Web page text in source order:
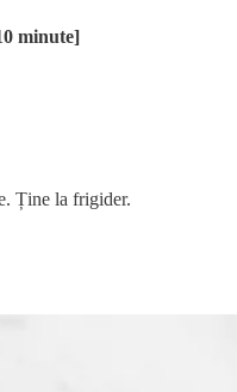
minute]
Ține la frigider.